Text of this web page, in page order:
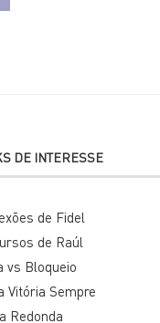
DE INTERESSE
de Fidel
de Raúl
vs Bloqueio
Vitória Sempre
Redonda